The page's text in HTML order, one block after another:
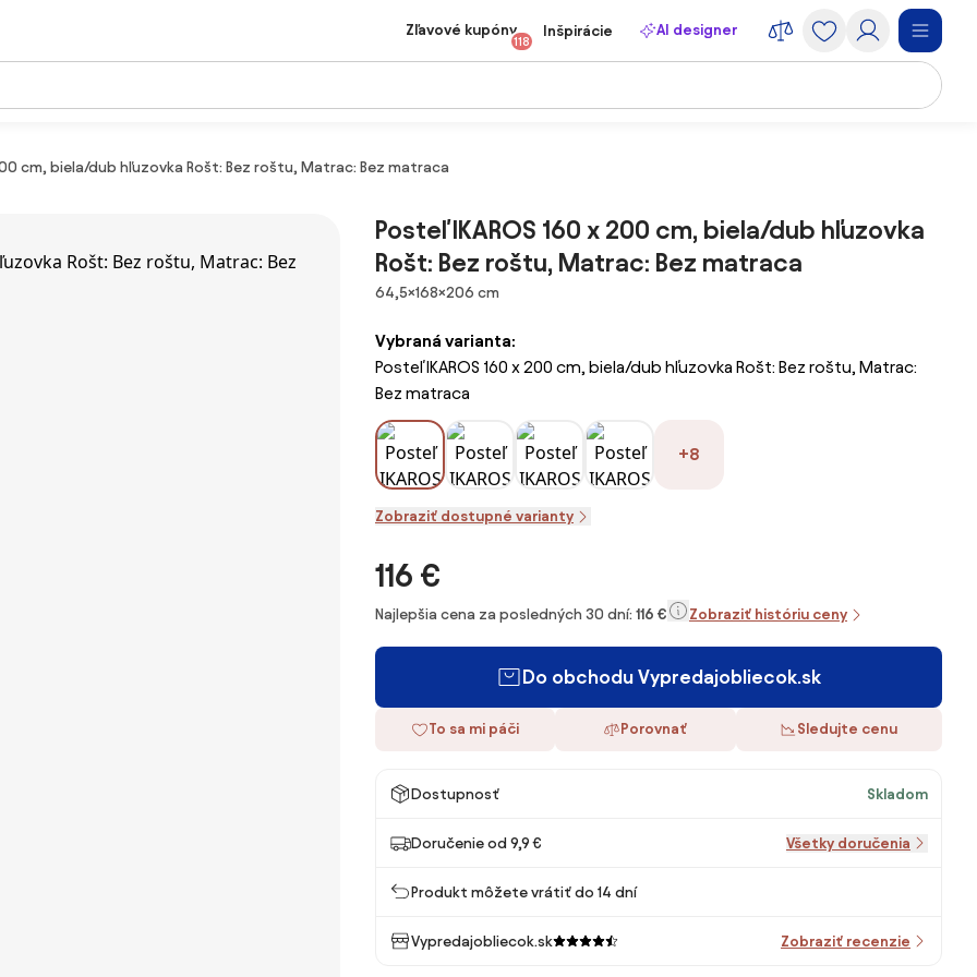
Zľavové kupóny
118
Inšpirácie AI designer
cm, biela/dub hľuzovka Rošt: Bez roštu, Matrac: Bez matraca
Posteľ IKAROS 160 x 200 cm, biela/dub hľuzovka
Rošt: Bez roštu, Matrac: Bez matraca
Rozmery
64,5×168×206 cm
Vybraná varianta:
Posteľ IKAROS 160 x 200 cm, biela/dub hľuzovka Rošt: Bez roštu, Matrac:
Bez matraca
+8
Zobraziť dostupné varianty
116 €
Najlepšia cena za posledných 30 dní: 116 € Zobraziť históriu ceny
Do obchodu Vypredajobliecok.sk
To sa mi páči Porovnať Sledujte cenu
Dostupnosť Skladom
Doručenie od 9,9 € Všetky doručenia
Produkt môžete vrátiť do 14 dní
Vypredajobliecok.sk Zobraziť recenzie